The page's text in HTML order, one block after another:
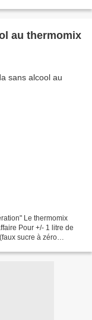
au thermomix
Le thermomix
Pour +/- 1 litre de
sucre à zéro